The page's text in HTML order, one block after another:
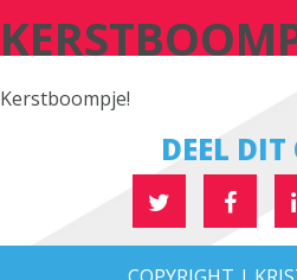
Kerstboompje!
DEEL DIT